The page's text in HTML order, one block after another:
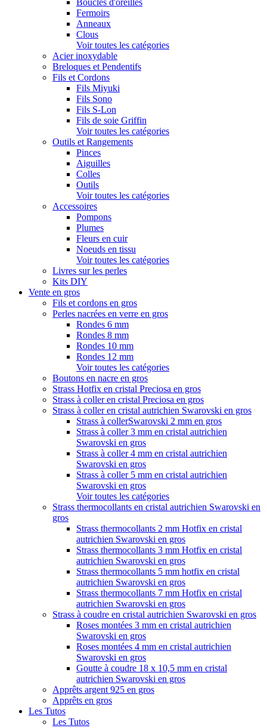
Boucles d'oreilles
Fermoirs
Anneaux
Clous
Voir toutes les catégories
Acier inoxydable
Breloques et Pendentifs
Fils et Cordons
Fils Miyuki
Fils Sono
Fils S-Lon
Fils de soie Griffin
Voir toutes les catégories
Outils et Rangements
Pinces
Aiguilles
Colles
Outils
Voir toutes les catégories
Accessoires
Pompons
Plumes
Fleurs en cuir
Noeuds en tissu
Voir toutes les catégories
Livres sur les perles
Kits DIY
Vente en gros
Fils et cordons en gros
Perles nacrées en verre en gros
Rondes 6 mm
Rondes 8 mm
Rondes 10 mm
Rondes 12 mm
Voir toutes les catégories
Boutons en nacre en gros
Strass Hotfix en cristal Preciosa en gros
Strass à coller en cristal Preciosa en gros
Strass à coller en cristal autrichien Swarovski en gros
Strass à collerSwarovski 2 mm en gros
Strass à coller 3 mm en cristal autrichien
Swarovski en gros
Strass à coller 4 mm en cristal autrichien
Swarovski en gros
Strass à coller 5 mm en cristal autrichien
Swarovski en gros
Voir toutes les catégories
Strass thermocollants en cristal autrichien Swarovski en
gros
Strass thermocollants 2 mm Hotfix en cristal
autrichien Swarovski en gros
Strass thermocollants 3 mm Hotfix en cristal
autrichien Swarovski en gros
Strass thermocollants 5 mm hotfix en cristal
autrichien Swarovski en gros
Strass thermocollants 7 mm Hotfix en cristal
autrichien Swarovski en gros
Strass à coudre en cristal autrichien Swarovski en gros
Roses montées 3 mm en cristal autrichien
Swarovski en gros
Roses montées 4 mm en cristal autrichien
Swarovski en gros
Goutte à coudre 18 x 10,5 mm en cristal
autrichien Swarovski en gros
Apprêts argent 925 en gros
Apprêts en gros
Les Tutos
Les Tutos